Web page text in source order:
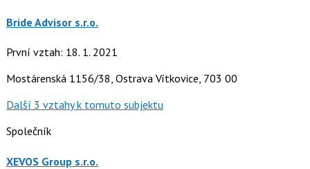
Bride Advisor s.r.o.
První vztah: 18. 1. 2021
Mostárenská 1156/38, Ostrava Vítkovice, 703 00
Další 3 vztahy k tomuto subjektu
Společník
XEVOS Group s.r.o.